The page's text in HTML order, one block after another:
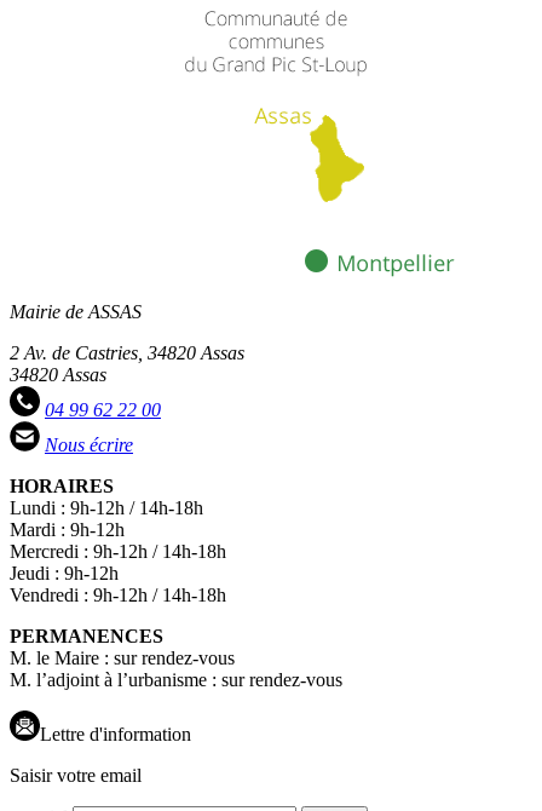
Mairie de ASSAS
2 Av. de Castries, 34820 Assas
34820 Assas
04 99 62 22 00
Nous écrire
HORAIRES
Lundi : 9h-12h / 14h-18h
Mardi : 9h-12h
Mercredi : 9h-12h / 14h-18h
Jeudi : 9h-12h
Vendredi : 9h-12h / 14h-18h
PERMANENCES
M. le Maire : sur rendez-vous
M. l’adjoint à l’urbanisme : sur rendez-vous
Lettre d'information
Saisir votre email